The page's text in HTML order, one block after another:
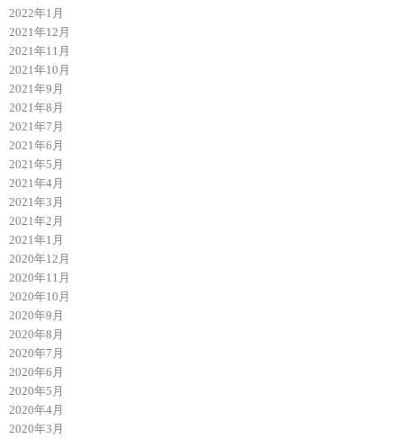
2022年1月
2021年12月
2021年11月
2021年10月
2021年9月
2021年8月
2021年7月
2021年6月
2021年5月
2021年4月
2021年3月
2021年2月
2021年1月
2020年12月
2020年11月
2020年10月
2020年9月
2020年8月
2020年7月
2020年6月
2020年5月
2020年4月
2020年3月